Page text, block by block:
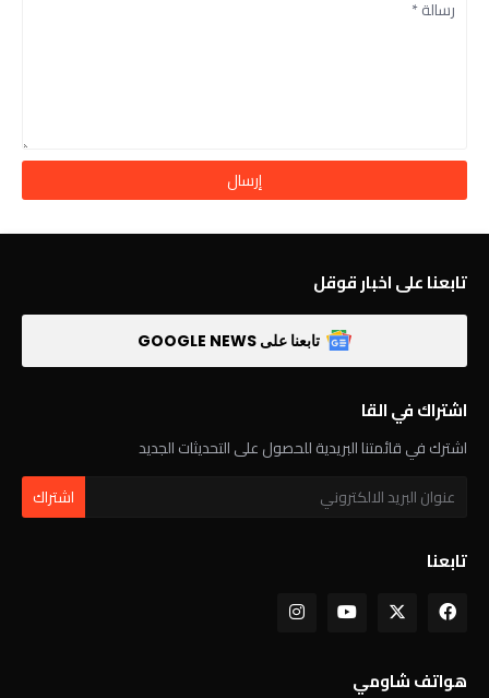
تابعنا على اخبار قوقل
تابعنا على GOOGLE NEWS
اشتراك في القا
اشترك في قائمتنا البريدية للحصول على التحديثات الجديد
تابعنا
هواتف شاومي